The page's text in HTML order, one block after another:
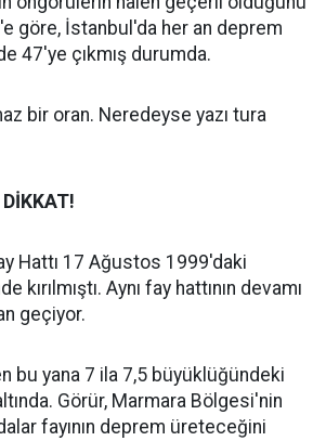
göre, İstanbul'da her an deprem
47'ye çıkmış durumda.
bir oran. Neredeyse yazı tura
Hattı 17 Ağustos 1999'daki
kırılmıştı. Aynı fay hattının devamı
geçiyor.
bu yana 7 ila 7,5 büyüklüğündeki
Görür, Marmara Bölgesi'nin
fayının deprem üreteceğini